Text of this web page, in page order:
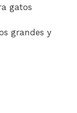
gatos
grandes y